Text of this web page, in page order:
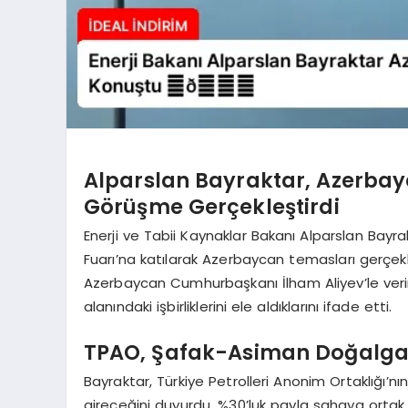
Alparslan Bayraktar,
Görüşme Gerçekleştirdi
Enerji ve Tabii Kaynaklar Bakanı Alparslan
Fuarı’na katılarak Azerbaycan temasları
Azerbaycan Cumhurbaşkanı İlham Aliyev’le
alanındaki işbirliklerini ele aldıklarını ifade etti.
TPAO, Şafak-Asiman
Bayraktar, Türkiye Petrolleri Anonim